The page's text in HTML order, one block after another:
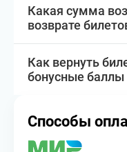
Какая сумма
возврате
Как вернуть
бонусные
Способы